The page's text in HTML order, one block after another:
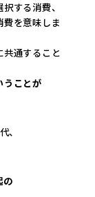
する消費、
費を意味しま
共通すること
うことが
、
の